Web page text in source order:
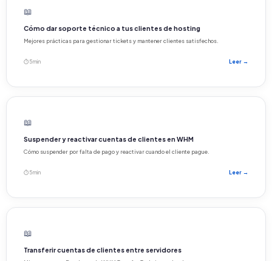
📖
Cómo dar soporte técnico a tus clientes de hosting
Mejores prácticas para gestionar tickets y mantener clientes satisfechos.
⏱ 5 min Leer →
📖
Suspender y reactivar cuentas de clientes en WHM
Cómo suspender por falta de pago y reactivar cuando el cliente pague.
⏱ 5 min Leer →
📖
Transferir cuentas de clientes entre servidores